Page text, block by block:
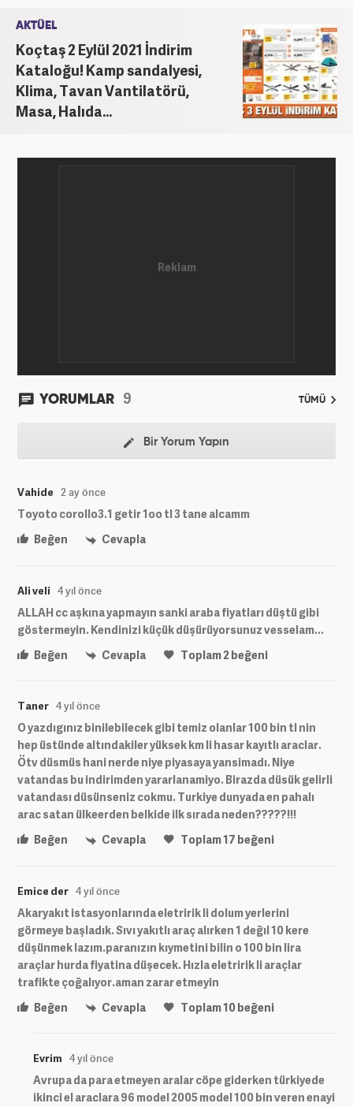
AKTÜEL
Koçtaş 2 Eylül 2021 İndirim
Kataloğu! Kamp sandalyesi,
Klima, Tavan Vantilatörü,
Masa, Halıda...
YORUMLAR 9 TÜMÜ
Bir Yorum Yapın
Vahide 2 ay önce
Toyoto corollo3.1 getir 1oo tl 3 tane alcamm
Beğen
Cevapla
Ali veli 4 yıl önce
ALLAH cc aşkına yapmayın sanki araba fiyatları düştü gibi
göstermeyin. Kendinizi küçük düşürüyorsunuz vesselam...
Beğen
Cevapla Toplam2beğeni
Taner 4 yıl önce
O yazdıgınız binilebilecek gibi temiz olanlar 100 bin tl nin
hep üstünde altındakiler yüksek km li hasar kayıtlı araclar.
Ötv düsmüs hani nerde niye piyasaya yansimadı. Niye
vatandas bu indirimden yararlanamiyo. Birazda düsük gelirli
vatandası düsünseniz cokmu. Turkiye dunyada en pahalı
arac satan ülkeerden belkide ilk sırada neden?????!!!
Beğen
Cevapla Toplam17 beğeni
Emice der 4 yıl önce
Akaryakıt istasyonlarında eletririk li dolum yerlerini
görmeye başladık. Sıvı yakıtlı araç alırken 1 değıl 10 kere
düşünmek lazım.paranızın kıymetini bilin o 100 bin lira
araçlar hurda fiyatina düşecek. Hızla eletririk li araçlar
trafikte çoğalıyor.aman zarar etmeyin
Beğen
Cevapla Toplam10beğeni
Evrim 4 yıl önce
Avrupa da para etmeyen aralar cöpe giderken türkiyede
ikinci el araclara 96 model 2005 model 100 bin veren enayi